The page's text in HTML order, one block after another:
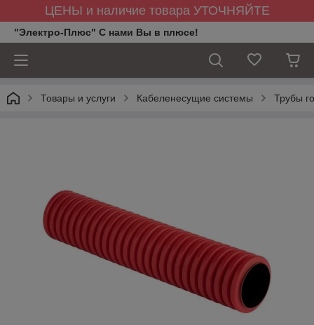
ЦЕНЫ и наличие товара УТОЧНЯЙТЕ
"Электро-Плюс" С нами Вы в плюсе!
Товары и услуги Кабеленесущие системы Трубы